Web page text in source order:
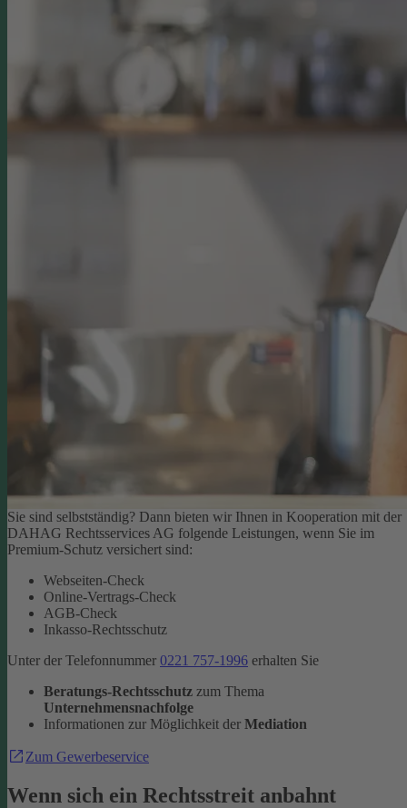
Sie sind selbstständig? Dann bieten wir Ihnen in Kooperation mit der
DAHAG Rechtsservices AG folgende Leistungen, wenn Sie im
Premium-Schutz versichert sind:
Webseiten-Check
Online-Vertrags-Check
AGB-Check
Inkasso-Rechtsschutz
Unter der Telefonnummer 0221 757-1996 erhalten Sie
Beratungs-Rechtsschutz zum Thema
Unternehmensnachfolge
Informationen zur Möglichkeit der Mediation
Zum Gewerbeservice
Wenn sich ein Rechtsstreit anbahnt